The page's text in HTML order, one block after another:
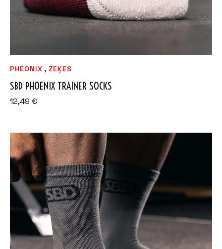
PHEONIX , ZEĶES
SBD PHOENIX TRAINER SOCKS
12,49 €